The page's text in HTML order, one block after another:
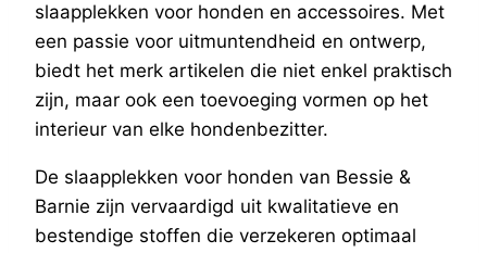
slaapplekken voor honden en accessoires. Met
een passie voor uitmuntendheid en ontwerp,
biedt het merk artikelen die niet enkel praktisch
zijn, maar ook een toevoeging vormen op het
interieur van elke hondenbezitter.
De slaapplekken voor honden van Bessie &
Barnie zijn vervaardigd uit kwalitatieve en
bestendige stoffen die verzekeren optimaal